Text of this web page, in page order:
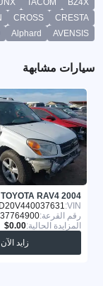
CRESTA
CROSS
AVENSIS
Alphard
سيارات مشابهة
TOYOTA RAV4 2004
VIN:
رقم القرعة:37764900
المزايدة الحالية:
زايد الآن